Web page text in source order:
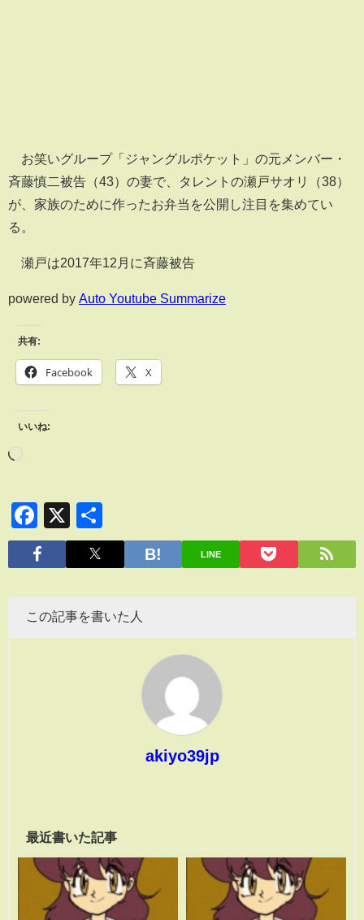
お笑いグループ「ジャングルポケット」の元メンバー・
斉藤慎二被告（43）の妻で、タレントの瀬戸サオリ（38）
が、家族のために作ったお弁当を公開し注目を集めてい
る。
瀬戸は2017年12月に斉藤被告
powered by Auto Youtube Summarize
共有:
Facebook X
いいね:
Facebook
X
有
LINE
この記事を書いた人
akiyo39jp
最近書いた記事